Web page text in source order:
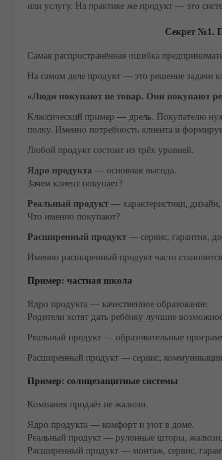
или услугу. На практике же продукт — это
Секрет №1.
Самая распространённая ошибка
На самом деле продукт — это решение задачи
«Люди покупают не товар. Они покупают
Классический пример — дрель. Покупателю
полку. Именно потребность клиента и
Любой продукт состоит из трёх уровней.
Ядро продукта — основная выгода.
Зачем клиент покупает?
Реальный продукт — характеристики,
Что именно покупают?
Расширенный продукт — сервис, гарантия,
Именно расширенный продукт часто
Пример: частная школа
Ядро продукта — качественное образование.
Родители хотят дать ребёнку лучшие
Реальный продукт — образовательные
Расширенный продукт — сервис,
Пример: солнцезащитные системы
Компания продаёт не жалюзи.
Ядро продукта — комфорт и уют в доме.
Реальный продукт — рулонные шторы,
Расширенный продукт — монтаж, сервис,